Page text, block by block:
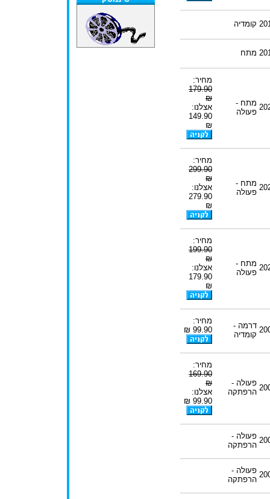
קומדיה
מתח
מתח -
פעולה
מחיר:
179.90
₪
אצלנו:
149.90
₪
מתח -
פעולה
מחיר:
299.90
₪
אצלנו:
279.90
₪
מתח -
פעולה
מחיר:
199.90
₪
אצלנו:
179.90
₪
דרמה -
קומדיה
מחיר:
99.90 ₪
פעולה -
הרפתקה
מחיר:
169.90
₪
אצלנו:
99.90 ₪
פעולה -
הרפתקה
פעולה -
הרפתקה